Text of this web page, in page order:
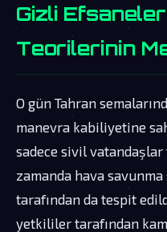
Gizli
Teorilerinin
O gün Tahran
manevra kabiliyetine
sadece sivil vatandaşlar
zamanda hava
tarafından da tespit
yetkililer tarafından